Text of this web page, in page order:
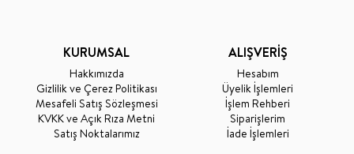
KURUMSAL
Hakkımızda
Gizlilik ve Çerez Politikası
Mesafeli Satış Sözleşmesi
KVKK ve Açık Rıza Metni
Satış Noktalarımız
ALIŞVERİŞ
Hesabım
Üyelik İşlemleri
İşlem Rehberi
Siparişlerim
İade İşlemleri